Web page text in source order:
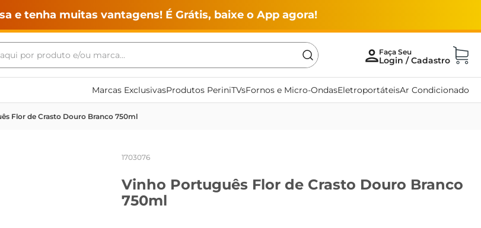
e tenha muitas vantagens! É Grátis, baixe o App agora!
por produto e/ou marca...
Marcas ExclusivasProdutos PeriniTVsFornos e Micro-OndasEletroportáteisAr Condicionado
Flor de Crasto Douro Branco 750ml
1703076
Vinho Português Flor de Crasto Douro Branco
750ml
buscados
lavar